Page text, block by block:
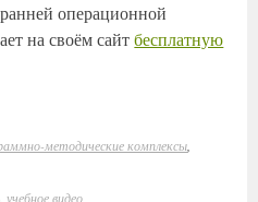
операционной
на своём сайтбесплатную
методические комплексы
,учебное видео